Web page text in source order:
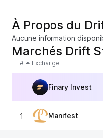
À Propos du
Aucune information
Marchés Drift
# Exchange
Finary Invest
1 Manifest